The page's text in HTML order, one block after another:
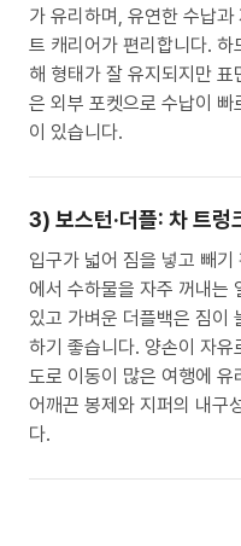
가 유리하며, 유연한 수납
트 캐리어가 편리합니다. 하
해 형태가 잘 유지되지만
은 외부 포켓으로 수납이
이 있습니다.
3) 보스턴·더플: 차 트렁
입구가 넓어 짐을 넣고 빼
에서 수하물을 자주 꺼내는
있고 가벼운 더플백은 짐이
하기 좋습니다. 양손이 자
도로 이동이 많은 여행에
어깨끈 봉제와 지퍼의 내구
다.